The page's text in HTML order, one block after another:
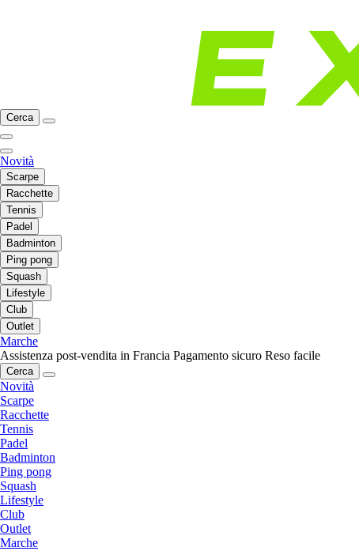
Cerca
Novità
Scarpe
Racchette
Tennis
Padel
Badminton
Ping pong
Squash
Lifestyle
Club
Outlet
Marche
Assistenza post-vendita in Francia Pagamento sicuro Reso facile
Cerca
Novità
Scarpe
Racchette
Tennis
Padel
Badminton
Ping pong
Squash
Lifestyle
Club
Outlet
Marche